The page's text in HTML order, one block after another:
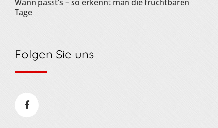
Wann passt’s – so erkennt man die fruchtbaren
Tage
Folgen Sie uns